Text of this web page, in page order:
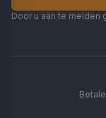
Door u aan te melden